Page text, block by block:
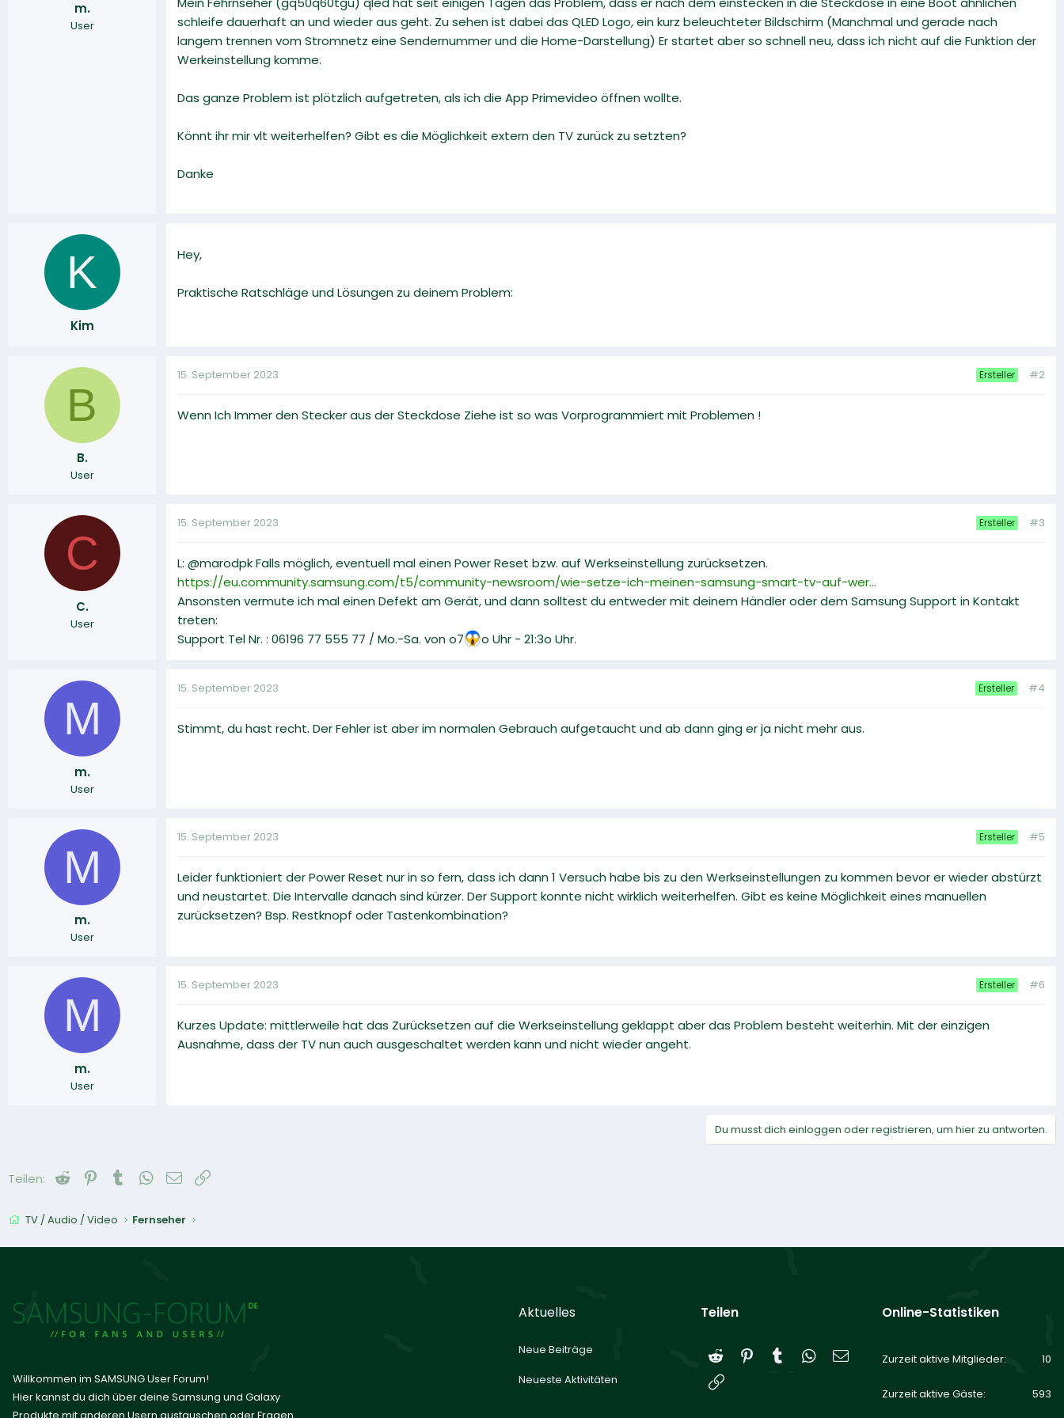
m.
User
schleife dauerhaft an und wieder aus geht. Zu sehen ist dabei das QLED Logo, ein kurz beleuchteter Bildschirm (Manchmal und gerade nach
langem trennen vom Stromnetz eine Sendernummer und die Home-Darstellung) Er startet aber so schnell neu, dass ich nicht auf die Funktion der
Werkeinstellung komme.
Das ganze Problem ist plötzlich aufgetreten, als ich die App Primevideo öffnen wollte.
Könnt ihr mir vlt weiterhelfen? Gibt es die Möglichkeit extern den TV zurück zu setzten?
Danke
K
Kim
Hey,
Praktische Ratschläge und Lösungen zu deinem Problem:
B
B.
User
15. September 2023 Ersteller #2
Wenn Ich Immer den Stecker aus der Steckdose Ziehe ist so was Vorprogrammiert mit Problemen !
C
C.
User
15. September 2023 Ersteller #3
L: @marodpk Falls möglich, eventuell mal einen Power Reset bzw. auf Werkseinstellung zurücksetzen.
https://eu.community.samsung.com/t5/community-newsroom/wie-setze-ich-meinen-samsung-smart-tv-auf-wer...
Ansonsten vermute ich mal einen Defekt am Gerät, und dann solltest du entweder mit deinem Händler oder dem Samsung Support in Kontakt
treten:
Support Tel Nr. : 06196 77 555 77 / Mo.-Sa. von o7
o Uhr - 21:3o Uhr.
M
m.
User
15. September 2023 Ersteller #4
Stimmt, du hast recht. Der Fehler ist aber im normalen Gebrauch aufgetaucht und ab dann ging er ja nicht mehr aus.
M
m.
User
15. September 2023 Ersteller #5
Leider funktioniert der Power Reset nur in so fern, dass ich dann 1 Versuch habe bis zu den Werkseinstellungen zu kommen bevor er wieder abstürzt
und neustartet. Die Intervalle danach sind kürzer. Der Support konnte nicht wirklich weiterhelfen. Gibt es keine Möglichkeit eines manuellen
zurücksetzen? Bsp. Restknopf oder Tastenkombination?
M
m.
User
15. September 2023 Ersteller #6
Kurzes Update: mittlerweile hat das Zurücksetzen auf die Werkseinstellung geklappt aber das Problem besteht weiterhin. Mit der einzigen
Ausnahme, dass der TV nun auch ausgeschaltet werden kann und nicht wieder angeht.
Du musst dich einloggen oder registrieren, um hier zu antworten.
Teilen: Reddit PinterestTumblrWhatsApp
E-Mail
TV / Audio / Video Fernseher
Willkommen im SAMSUNG User Forum!
Hier kannst du dich über deine Samsung und Galaxy
Aktuelles
Neue Beiträge
Neueste Aktivitäten
Teilen
Reddit Pinterest
Tumblr WhatsApp
E-Mail
Online-Statistiken
Zurzeit aktive Mitglieder 10
Zurzeit aktive Gäste 593